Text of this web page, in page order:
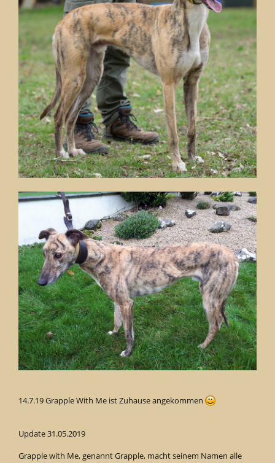
14.7.19 Grapple With Me ist Zuhause angekommen
Update 31.05.2019
Grapple with Me, genannt Grapple, macht seinem Namen alle